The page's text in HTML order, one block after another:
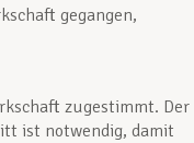
gegangen,
zugestimmt. Der
ist notwendig, damit